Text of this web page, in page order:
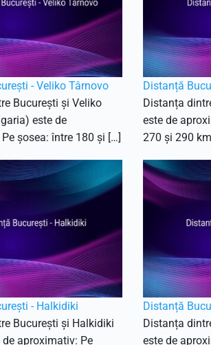
- Veliko Târnovo
București și Veliko
este de
șosea: între 180 și […]
Distanță
Distanța
este de
270 și 290
- Halkidiki
București și Halkidiki
de aproximativ: Pe
Distanță
Distanța
este de